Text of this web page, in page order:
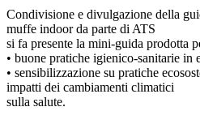
Condivisione e divulgazione della
muffe indoor da parte di ATS
si fa presente la mini-guida prodotta
• buone pratiche igienico-sanitarie
• sensibilizzazione su pratiche
impatti dei cambiamenti climatici
sulla salute.